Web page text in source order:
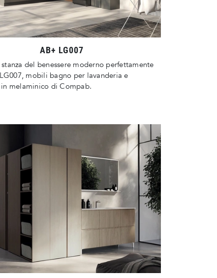
AB+ LG007
del benessere moderno perfettamente
mobili bagno per lavanderia e
in melaminico di Compab.